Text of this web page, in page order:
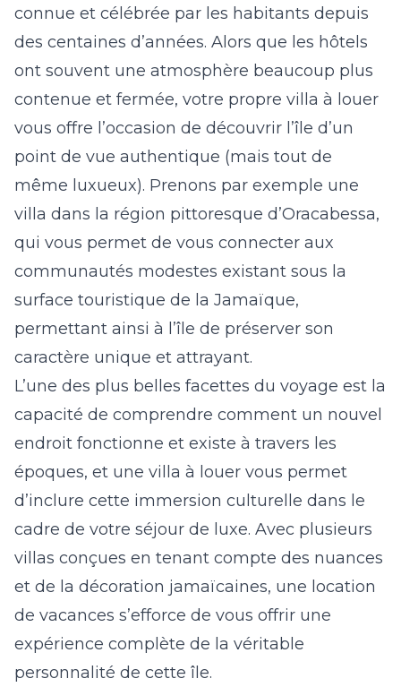
connue et célébrée par les habitants depuis
des centaines d’années. Alors que les hôtels
ont souvent une atmosphère beaucoup plus
contenue et fermée, votre propre villa à louer
vous offre l’occasion de découvrir l’île d’un
point de vue authentique (mais tout de
même luxueux). Prenons par exemple une
villa dans la région pittoresque d’Oracabessa,
qui vous permet de vous connecter aux
communautés modestes existant sous la
surface touristique de la Jamaïque,
permettant ainsi à l’île de préserver son
caractère unique et attrayant.
L’une des plus belles facettes du voyage est la
capacité de comprendre comment un nouvel
endroit fonctionne et existe à travers les
époques, et une villa à louer vous permet
d’inclure cette immersion culturelle dans le
cadre de votre séjour de luxe. Avec plusieurs
villas conçues en tenant compte des nuances
et de la décoration jamaïcaines, une location
de vacances s’efforce de vous offrir une
expérience complète de la véritable
personnalité de cette île.